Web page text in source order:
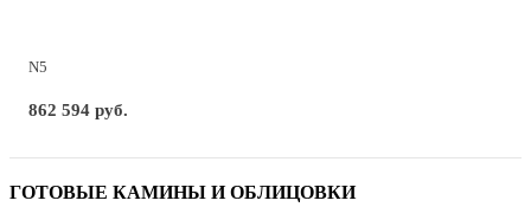
N5
862 594 руб.
ГОТОВЫЕ КАМИНЫ И ОБЛИЦОВКИ